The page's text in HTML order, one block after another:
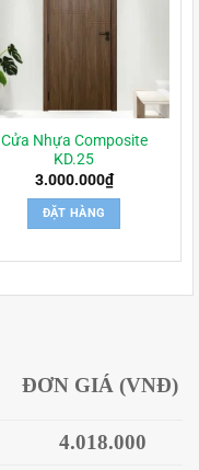
Cửa Nhựa Composite
KD.25
3.000.000₫
ĐẶT HÀNG
ĐƠN GIÁ (VNĐ)
4.018.000